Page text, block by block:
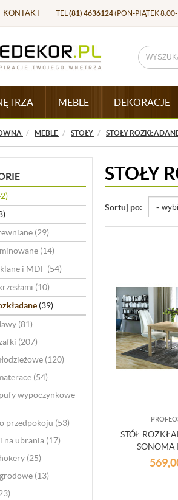
KONTAKT TEL (81) 4636124(PON-PIĄTEK
MEBLE DEKORACJE
MEBLE STOŁY STOŁY
(29)
(14)
i MDF (54)
(10)
(39)
(81)
(207)
(120)
(54)
wypoczynkowe
przedpokoju (53)
na ubrania (17)
(25)
(13)
STOŁY
Sortuj po:
STÓŁ
SONOMA